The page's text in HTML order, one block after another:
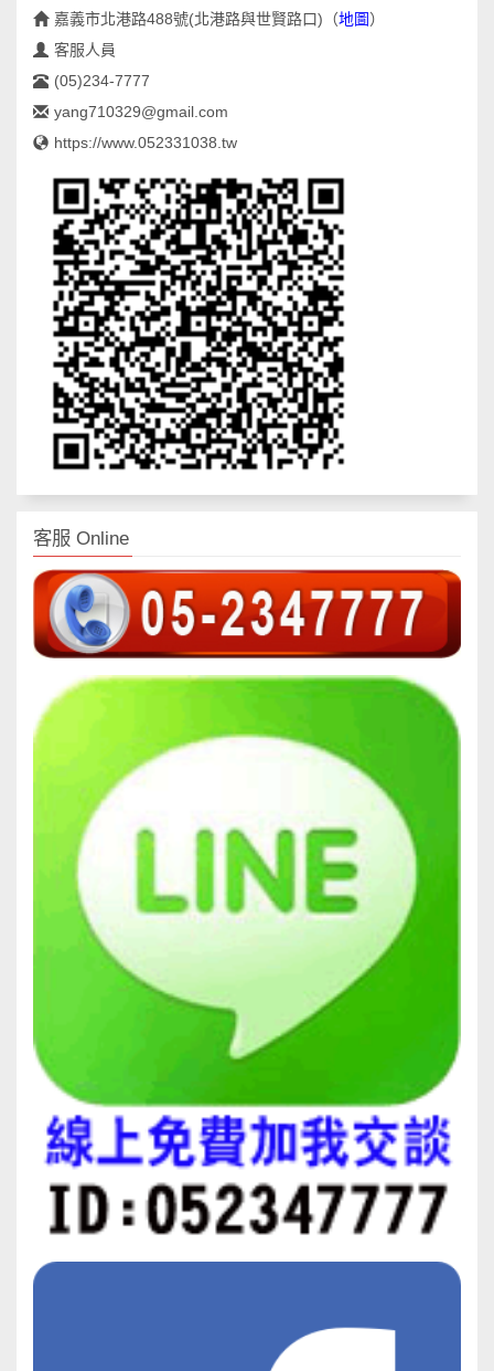
嘉義市北港路488號(北港路與世賢路口) （地圖）
客服人員
(05)234-7777
yang710329@gmail.com
https://www.052331038.tw
客服 Online